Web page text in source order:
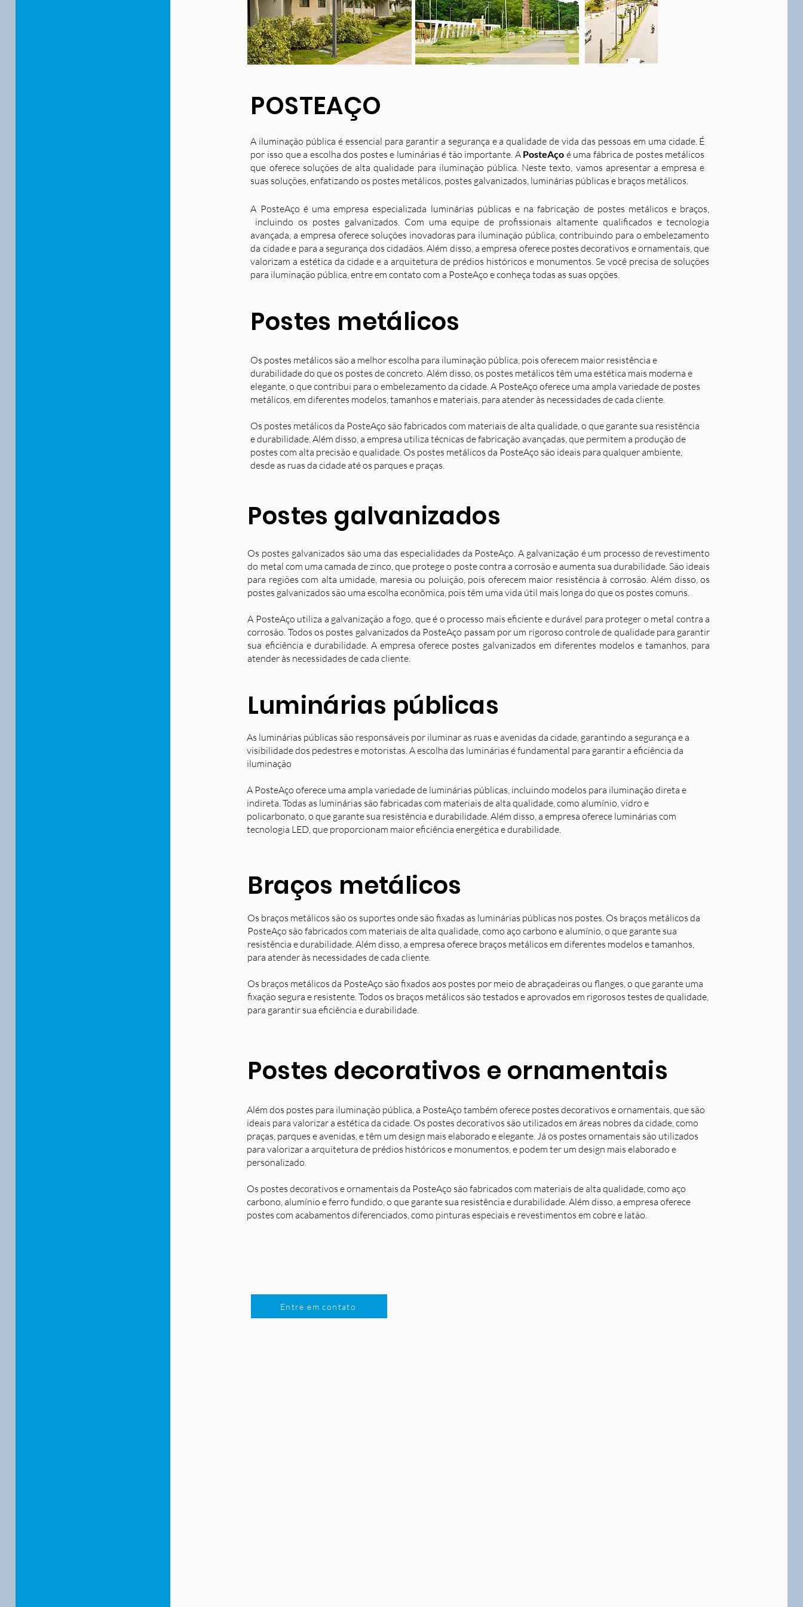
POSTEAÇO
A iluminação pública é essencial para garantir a segurança e a qualidade de vida das pessoas em uma cidade. É
por isso que a escolha dos postes e luminárias é tão importante. A PosteAço é uma fábrica de postes metálicos
que oferece soluções de alta qualidade para iluminação pública. Neste texto, vamos apresentar a empresa e
suas soluções, enfatizando os postes metálicos, postes galvanizados, luminárias públicas e braços metálicos.
A PosteAço é uma empresa especializada luminárias públicas e na fabricação de postes metálicos e braços,
incluindo os postes galvanizados. Com uma equipe de profissionais altamente qualificados e tecnologia
avançada, a empresa oferece soluções inovadoras para iluminação pública, contribuindo para o embelezamento
da cidade e para a segurança dos cidadãos. Além disso, a empresa oferece postes decorativos e ornamentais, que
valorizam a estética da cidade e a arquitetura de prédios históricos e monumentos. Se você precisa de soluções
para iluminação pública, entre em contato com a PosteAço e conheça todas as suas opções.
Postes metálicos
Os postes metálicos são a melhor escolha para iluminação pública, pois oferecem maior resistência e
durabilidade do que os postes de concreto. Além disso, os postes metálicos têm uma estética mais moderna e
elegante, o que contribui para o embelezamento da cidade. A PosteAço oferece uma ampla variedade de postes
metálicos, em diferentes modelos, tamanhos e materiais, para atender às necessidades de cada cliente.
Os postes metálicos da PosteAço são fabricados com materiais de alta qualidade, o que garante sua resistência
e durabilidade. Além disso, a empresa utiliza técnicas de fabricação avançadas, que permitem a produção de
postes com alta precisão e qualidade. Os postes metálicos da PosteAço são ideais para qualquer ambiente,
desde as ruas da cidade até os parques e praças.
Postes galvanizados
Os postes galvanizados são uma das especialidades da PosteAço. A galvanização é um processo de revestimento
do metal com uma camada de zinco, que protege o poste contra a corrosão e aumenta sua durabilidade. São ideais
para regiões com alta umidade, maresia ou poluição, pois oferecem maior resistência à corrosão. Além disso, os
postes galvanizados são uma escolha econômica, pois têm uma vida útil mais longa do que os postes comuns.
A PosteAço utiliza a galvanização a fogo, que é o processo mais eficiente e durável para proteger o metal contra a
corrosão. Todos os postes galvanizados da PosteAço passam por um rigoroso controle de qualidade para garantir
sua eficiência e durabilidade. A empresa oferece postes galvanizados em diferentes modelos e tamanhos, para
atender às necessidades de cada cliente.
Luminárias públicas
As luminárias públicas são responsáveis por iluminar as ruas e avenidas da cidade, garantindo a segurança e a
visibilidade dos pedestres e motoristas. A escolha das luminárias é fundamental para garantir a eficiência da
iluminação
A PosteAço oferece uma ampla variedade de luminárias públicas, incluindo modelos para iluminação direta e
indireta. Todas as luminárias são fabricadas com materiais de alta qualidade, como alumínio, vidro e
policarbonato, o que garante sua resistência e durabilidade. Além disso, a empresa oferece luminárias com
tecnologia LED, que proporcionam maior eficiência energética e durabilidade.
Braços metálicos
Os braços metálicos são os suportes onde são fixadas as luminárias públicas nos postes. Os braços metálicos da
PosteAço são fabricados com materiais de alta qualidade, como aço carbono e alumínio, o que garante sua
resistência e durabilidade. Além disso, a empresa oferece braços metálicos em diferentes modelos e tamanhos,
para atender às necessidades de cada cliente.
Os braços metálicos da PosteAço são fixados aos postes por meio de abraçadeiras ou flanges, o que garante uma
fixação segura e resistente. Todos os braços metálicos são testados e aprovados em rigorosos testes de qualidade,
para garantir sua eficiência e durabilidade.
Postes decorativos e ornamentais
Além dos postes para iluminação pública, a PosteAço também oferece postes decorativos e ornamentais, que são
ideais para valorizar a estética da cidade. Os postes decorativos são utilizados em áreas nobres da cidade, como
praças, parques e avenidas, e têm um design mais elaborado e elegante. Já os postes ornamentais são utilizados
para valorizar a arquitetura de prédios históricos e monumentos, e podem ter um design mais elaborado e
personalizado.
Os postes decorativos e ornamentais da PosteAço são fabricados com materiais de alta qualidade, como aço
carbono, alumínio e ferro fundido, o que garante sua resistência e durabilidade. Além disso, a empresa oferece
postes com acabamentos diferenciados, como pinturas especiais e revestimentos em cobre e latão.
Entre em contato